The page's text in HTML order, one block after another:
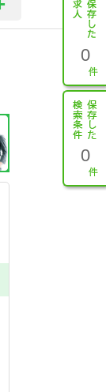
0
0